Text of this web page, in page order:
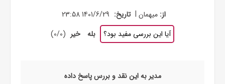
از: میهمان | تاریخ: 1401/6/29 23:58
آیا این بررسی مفید بود؟
بله خیر (
0/0
)
مدیر به این نقد و بررس پاسخ داده